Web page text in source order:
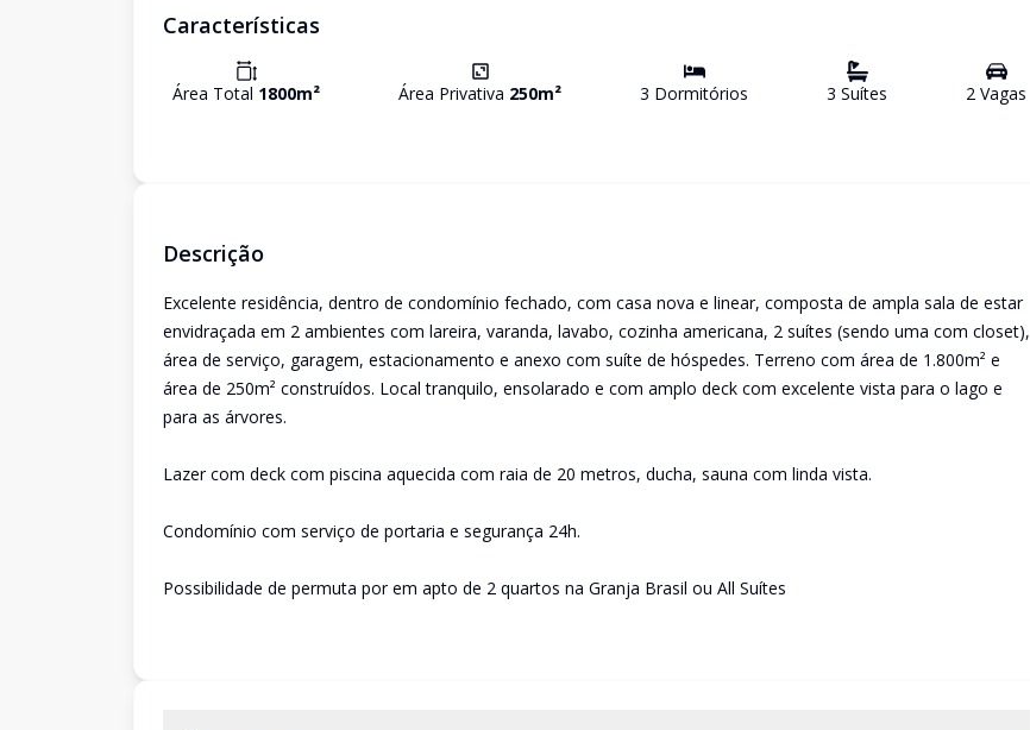
Características
Área Total 1800m² Área Privativa 250m² 3 Dormitórios 3 Suítes 2 Vagas
Descrição
Excelente residência, dentro de condomínio fechado, com casa nova e linear, composta de ampla sala de estar
envidraçada em 2 ambientes com lareira, varanda, lavabo, cozinha americana, 2 suítes (sendo uma com closet),
área de serviço, garagem, estacionamento e anexo com suíte de hóspedes. Terreno com área de 1.800m² e
área de 250m² construídos. Local tranquilo, ensolarado e com amplo deck com excelente vista para o lago e
para as árvores.
Lazer com deck com piscina aquecida com raia de 20 metros, ducha, sauna com linda vista.
Condomínio com serviço de portaria e segurança 24h.
Possibilidade de permuta por em apto de 2 quartos na Granja Brasil ou All Suítes